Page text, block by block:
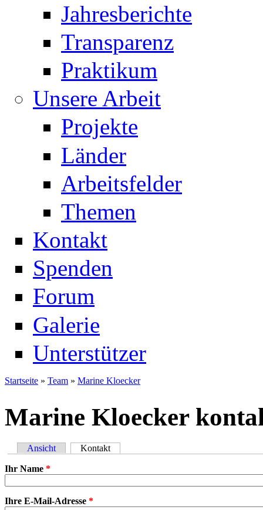
Jahresberichte
Transparenz
Praktikum
Unsere Arbeit
Projekte
Länder
Arbeitsfelder
Themen
Kontakt
Spenden
Forum
Galerie
Unterstützer
Startseite » Team » Marine Kloecker
Marine Kloecker
Primäre Reiter
Ansicht Kontakt
Ihr Name *
Ihre E-Mail-Adresse *